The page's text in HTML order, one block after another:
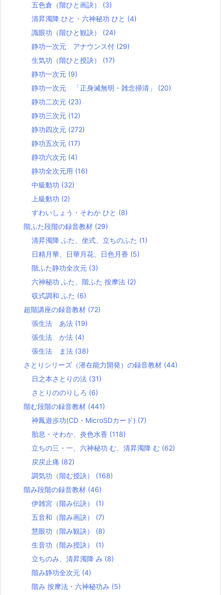
五色倉（階ひと画訣） (3)
清昇濁降 ひと・六神秘功 ひと (4)
識眼功（階ひと観訣） (24)
静功一次元 アナウンス付 (29)
生気功（階ひと授訣） (17)
静功一次元 (9)
静功一次元 「正身滅無明・雑念掃清」 (20)
静功二次元 (23)
静功三次元 (12)
静功四次元 (272)
静功五次元 (17)
静功六次元 (4)
静功全次元用 (16)
中級動功 (32)
上級動功 (2)
すわいしょう・そわか ひと (8)
階ふた段階の録音教材 (29)
清昇濁降 ふた、坐式、立ちのふた (1)
日精月華、日華月花、日色月香 (5)
階ふた静功全次元 (3)
六神秘功 ふた、階ふた 按摩法 (2)
収式調和 ふた (6)
超階講座の録音教材 (72)
張生法 あ法 (19)
張生法 か法 (4)
張生法 ま法 (38)
さとりシリーズ（潜在能力開発）の録音教材 (44)
日之本さとりの法 (31)
さとりののりしろ (6)
階む段階の録音教材 (441)
神鳳遊歩功(CD・MicroSDカード) (7)
胎息・そわか、炎色水香 (118)
立ちの三・一、六神秘功 む、清昇濁降 む (62)
戻戻止痛 (82)
調気功（階む授訣） (168)
階み段階の録音教材 (46)
伊雑宮（階み伝訣） (1)
五音和（階み画訣） (7)
慧眼功（階み観訣） (8)
生音功（階み授訣） (1)
立ちのみ、清昇濁降 み (8)
階み静功全次元 (4)
階み 按摩法・六神秘功み (5)